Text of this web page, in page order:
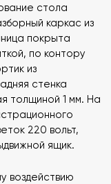
стола
каркас из
покрыта
по контору
из
стенка
толщиной 1 мм. На
220 вольт,
ящик.
воздействию